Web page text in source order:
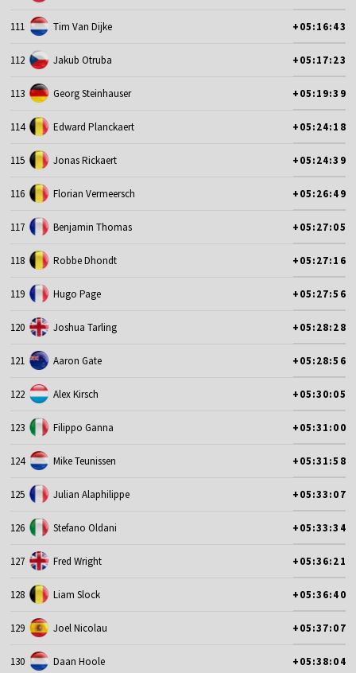
111 Tim Van Dijke +05:16:43
112 Jakub Otruba +05:17:23
113 Georg Steinhauser +05:19:39
114 Edward Planckaert +05:24:18
115 Jonas Rickaert +05:24:39
116 Florian Vermeersch +05:26:49
117 Benjamin Thomas +05:27:05
118 Robbe Dhondt +05:27:16
119 Hugo Page +05:27:56
120 Joshua Tarling +05:28:28
121 Aaron Gate +05:28:56
122 Alex Kirsch +05:30:05
123 Filippo Ganna +05:31:00
124 Mike Teunissen +05:31:58
125 Julian Alaphilippe +05:33:07
126 Stefano Oldani +05:33:34
127 Fred Wright +05:36:21
128 Liam Slock +05:36:40
129 Joel Nicolau +05:37:07
130 Daan Hoole +05:38:04